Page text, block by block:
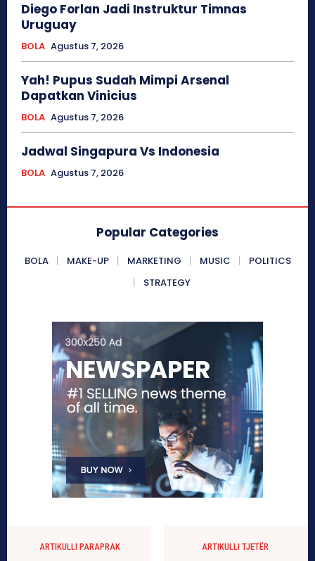
Diego Forlan Jadi Instruktur Timnas
Uruguay
BOLA Agustus 7, 2026
Yah! Pupus Sudah Mimpi Arsenal
Dapatkan Vinicius
BOLA Agustus 7, 2026
Jadwal Singapura Vs Indonesia
BOLA Agustus 7, 2026
Popular Categories
BOLA MAKE-UP MARKETING MUSIC
POLITICS
STRATEGY
ARTIKULLI PARAPRAK ARTIKULLI TJETËR